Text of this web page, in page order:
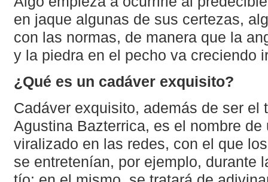
en jaque algunas de sus certezas,
con las normas, de manera que la
y la piedra en el pecho va creciendo
¿Qué es un cadáver exquisito?
Cadáver exquisito, además de ser el
Agustina Bazterrica, es el nombre de
viralizado en las redes, con el que
se entretenían, por ejemplo, durante